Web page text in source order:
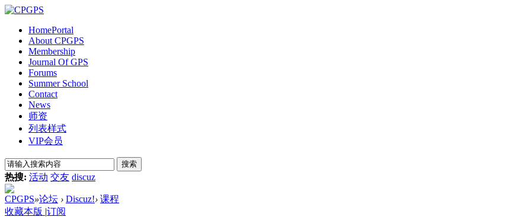
HomePortal
About CPGPS
Membership
Journal Of GPS
Forums
Summer School
Contact
News
师资
列表样式
VIP会员
搜索
热搜: 活动 交友 discuz
CPGPS»论坛 › Discuz!› 课程
收藏本版 |订阅